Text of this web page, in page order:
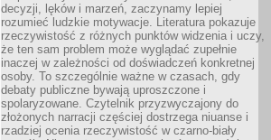
decyzji, lęków i marzeń, zaczynamy lepiej
rozumieć ludzkie motywacje. Literatura pokazuje
rzeczywistość z różnych punktów widzenia i uczy,
że ten sam problem może wyglądać zupełnie
inaczej w zależności od doświadczeń konkretnej
osoby. To szczególnie ważne w czasach, gdy
debaty publiczne bywają uproszczone i
spolaryzowane. Czytelnik przyzwyczajony do
złożonych narracji częściej dostrzega niuanse i
rzadziej ocenia rzeczywistość w czarno-biały